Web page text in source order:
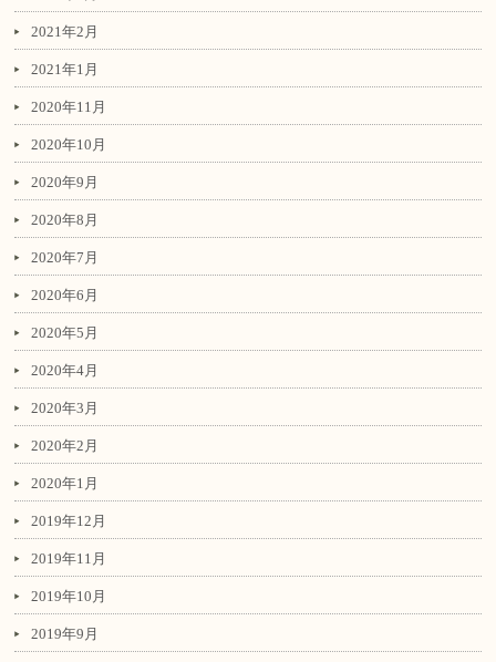
2021年2月
2021年1月
2020年11月
2020年10月
2020年9月
2020年8月
2020年7月
2020年6月
2020年5月
2020年4月
2020年3月
2020年2月
2020年1月
2019年12月
2019年11月
2019年10月
2019年9月